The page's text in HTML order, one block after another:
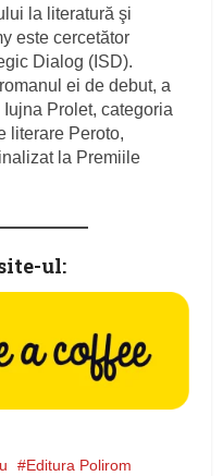
la literatură şi
este cercetător
Dialog (ISD).
ei de debut, a
Prolet, categoria
literare Peroto,
la Premiile
ul:
Editura Polirom